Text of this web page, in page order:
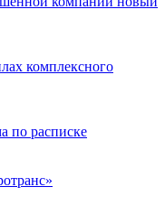
комплексного
по расписке